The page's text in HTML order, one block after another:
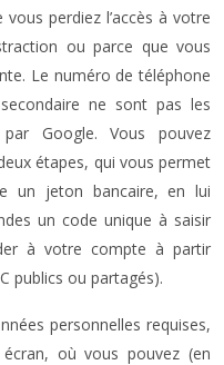
perdiez l’accès à votre
ou parce que vous
Le numéro de téléphone
ne sont pas les
Google. Vous pouvez
étapes, qui vous permet
un jeton bancaire, en lui
un code unique à saisir
à votre compte à partir
publics ou partagés).
personnelles requises,
où vous pouvez (en